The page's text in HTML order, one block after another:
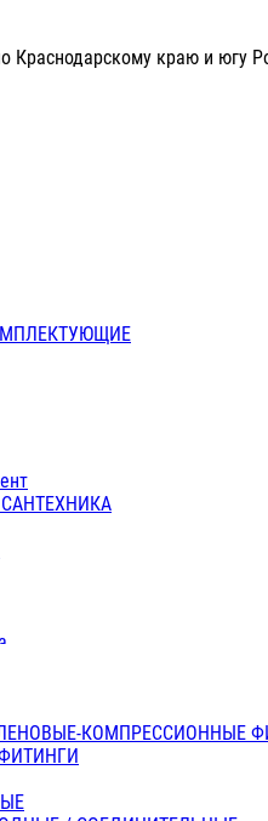
Краснодарскому краю и югу
КОМПРЕССИОННЫЕ